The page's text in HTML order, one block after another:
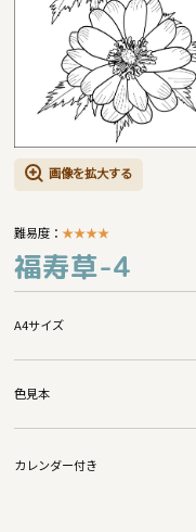
画像を拡大する
難易度：★★★★
福寿草-4
A4サイズ
色見本
カレンダー付き